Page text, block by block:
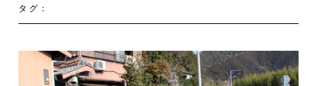
タグ：